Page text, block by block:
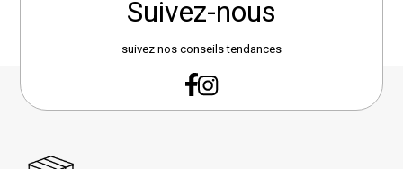
Suivez-nous
suivez nos conseils tendances